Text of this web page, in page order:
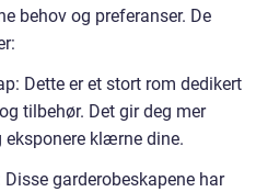
behov og preferanser. De
Dette er et stort rom dedikert
tilbehør. Det gir deg mer
klærne dine.
garderobeskapene har